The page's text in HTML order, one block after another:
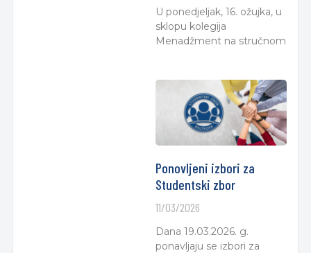
U ponedjeljak, 16. ožujka, u
sklopu kolegija
Menadžment na stručnom
Ponovljeni izbori za
Studentski zbor
11/03/2026
Dana 19.03.2026. g.
ponavljaju se izbori za